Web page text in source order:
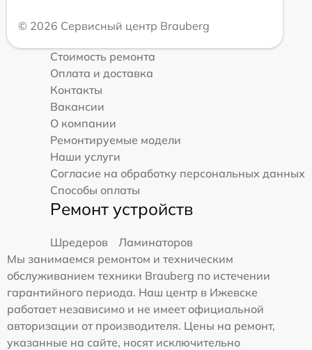
© 2026 Сервисный центр Brauberg
Стоимость ремонта
Оплата и доставка
Контакты
Вакансии
О компании
Ремонтируемые модели
Наши услуги
Согласие на обработку персональных данных
Способы оплаты
Ремонт устройств
Шредеров
Ламинаторов
Мы занимаемся ремонтом и техническим
обслуживанием техники Brauberg по истечении
гарантийного периода. Наш центр в Ижевске
работает независимо и не имеет официальной
авторизации от производителя. Цены на ремонт,
указанные на сайте, носят исключительно